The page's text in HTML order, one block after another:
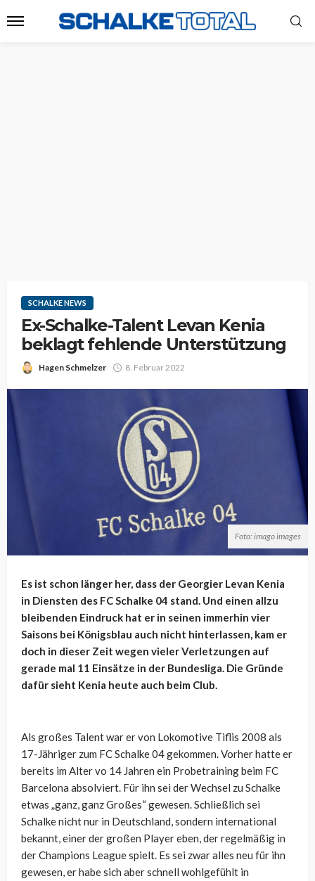
SCHALKE NEWS
Ex-Schalke-Talent Levan Kenia
beklagt fehlende Unterstützung
Hagen Schmelzer 8. Februar 2022
Foto: imago images
Es ist schon länger her, dass der Georgier Levan Kenia
in Diensten des FC Schalke 04 stand. Und einen allzu
bleibenden Eindruck hat er in seinen immerhin vier
Saisons bei Königsblau auch nicht hinterlassen, kam er
doch in dieser Zeit wegen vieler Verletzungen auf
gerade mal 11 Einsätze in der Bundesliga. Die Gründe
dafür sieht Kenia heute auch beim Club.
Als großes Talent war er von Lokomotive Tiflis 2008 als
17-Jähriger zum FC Schalke 04 gekommen. Vorher hatte er
bereits im Alter vo 14 Jahren ein Probetraining beim FC
Barcelona absolviert. Für ihn sei der Wechsel zu Schalke
etwas „ganz, ganz Großes“ gewesen. Schließlich sei
Schalke nicht nur in Deutschland, sondern international
bekannt, einer der großen Player eben, der regelmäßig in
der Champions League spielt. Es sei zwar alles neu für ihn
gewesen, er habe sich aber schnell wohlgefühlt in